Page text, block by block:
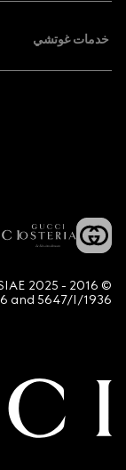
خدمات غوتشي
and 5647/I/1936